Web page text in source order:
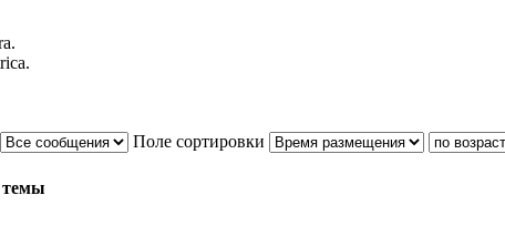
Поле сортировки
темы